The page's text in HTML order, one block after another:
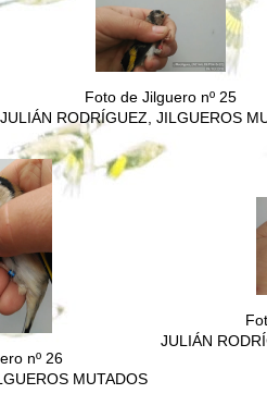
Foto de Jilguero nº 25
JULIÁN RODRÍGUEZ, JILGUEROS
nº 26
MUTADOS
JULIÁN